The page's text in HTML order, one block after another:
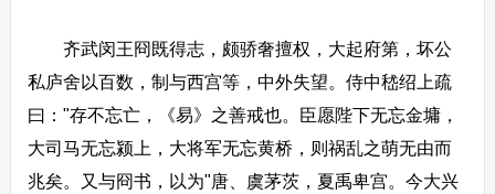
齐武闵王冏既得志，颇骄奢擅权，大起府第，坏公
私庐舍以百数，制与西宫等，中外失望。侍中嵇绍上疏
曰："存不忘亡，《易》之善戒也。臣愿陛下无忘金墉，
大司马无忘颍上，大将军无忘黄桥，则祸乱之萌无由而
兆矣。又与冏书，以为"唐、虞茅茨，夏禹卑宫。今大兴